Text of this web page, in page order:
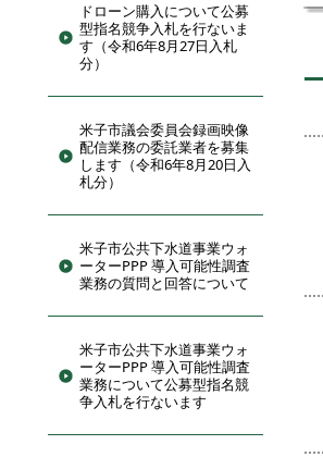
ドローン購入について公募
型指名競争入札を行ないま
す（令和6年8月27日入札
分）
米子市議会委員会録画映像
配信業務の委託業者を募集
します（令和6年8月20日入
札分）
米子市公共下水道事業ウォ
ーターPPP 導入可能性調査
業務の質問と回答について
米子市公共下水道事業ウォ
ーターPPP 導入可能性調査
業務について公募型指名競
争入札を行ないます